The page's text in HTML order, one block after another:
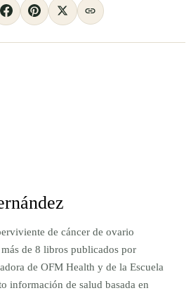
de cáncer de ovario
de 8 libros publicados por
de OFM Health y de la Escuela
información de salud basada en